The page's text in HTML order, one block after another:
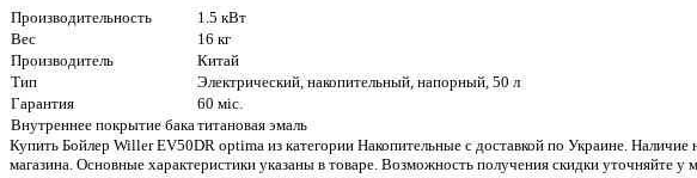
Производительность
1.5 кВт
Вес
16 кг
Производитель
Китай
Тип
Электрический, накопительный, напорный, 50 л
Гарантия
60 міс.
Внутреннее покрытие бака титановая эмаль
Купить Бойлер Willer EV50DR optima из категории Накопительные с доставкой по Украине.
магазина. Основные характеристики указаны в товаре. Возможность получения скидки уточняйте у